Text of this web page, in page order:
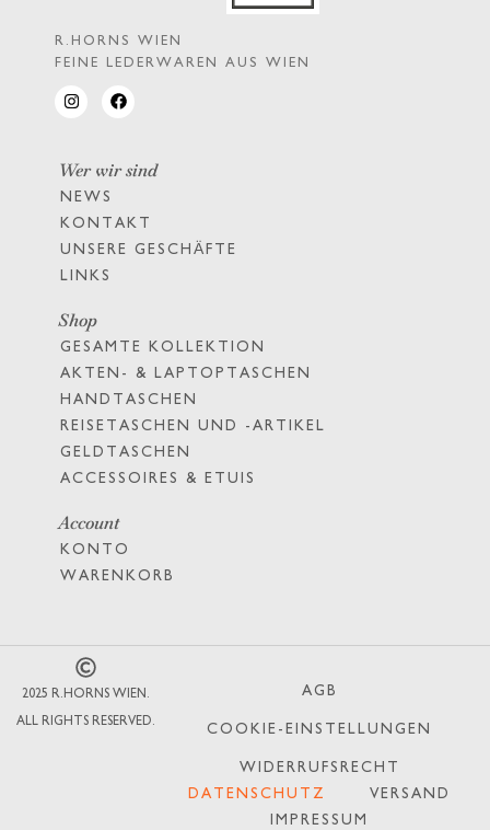
R.HORNS WIEN
FEINE LEDERWAREN AUS WIEN
Wer wir sind
NEWS
KONTAKT
UNSERE GESCHÄFTE
LINKS
Shop
GESAMTE KOLLEKTION
AKTEN- & LAPTOPTASCHEN
HANDTASCHEN
REISETASCHEN UND -ARTIKEL
GELDTASCHEN
ACCESSOIRES & ETUIS
Account
KONTO
WARENKORB
2025 R.HORNS WIEN.
ALL RIGHTS RESERVED.
AGB
COOKIE-EINSTELLUNGEN
WIDERRUFSRECHT
DATENSCHUTZ
VERSAND
IMPRESSUM